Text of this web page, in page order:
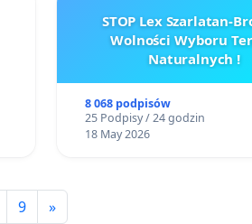
STOP Lex Szarlatan-
Wolności Wyboru
Naturalnych !
8 068 podpisów
25 Podpisy / 24 godzin
18 May 2026
9 »